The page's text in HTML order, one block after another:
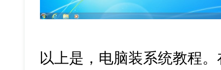
以上是，电脑装系统教程